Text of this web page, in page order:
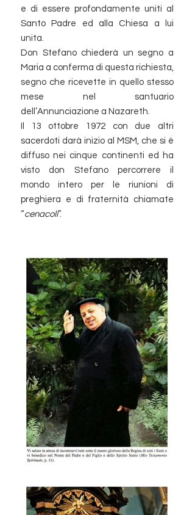
e di essere profondamente uniti al
Santo Padre ed alla Chiesa a lui
unita.
Don Stefano chiederà un segno a
Maria a conferma di questa richiesta,
segno che ricevette in quello stesso
mese nel santuario
dell’Annunciazione a Nazareth.
Il 13 ottobre 1972 con due altri
sacerdoti darà inizio al MSM, che si è
diffuso nei cinque continenti ed ha
visto don Stefano percorrere il
mondo intero per le riunioni di
preghiera e di fraternità chiamate
“cenacoli”.